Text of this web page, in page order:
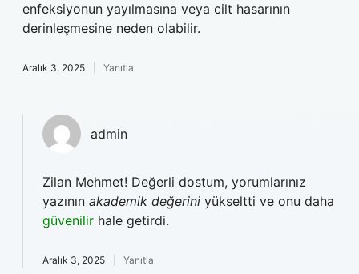
enfeksiyonun yayılmasına veya cilt hasarının
derinleşmesine neden olabilir.
Aralık 3, 2025 Yanıtla
admin
Zilan Mehmet! Değerli dostum, yorumlarınız
yazının akademik değerini yükseltti ve onu daha
güvenilir hale getirdi.
Aralık 3, 2025 Yanıtla